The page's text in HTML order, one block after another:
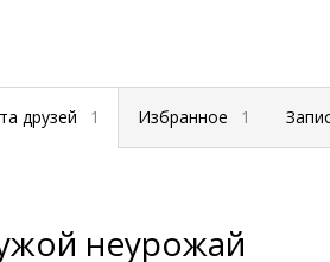
друзей 1 Избранное 1
неурожай